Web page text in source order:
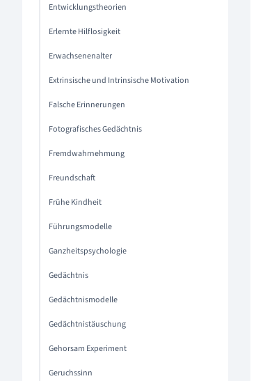
Entwicklungstheorien
Erlernte Hilflosigkeit
Erwachsenenalter
Extrinsische und Intrinsische Motivation
Falsche Erinnerungen
Fotografisches Gedächtnis
Fremdwahrnehmung
Freundschaft
Frühe Kindheit
Führungsmodelle
Ganzheitspsychologie
Gedächtnis
Gedächtnismodelle
Gedächtnistäuschung
Gehorsam Experiment
Geruchssinn